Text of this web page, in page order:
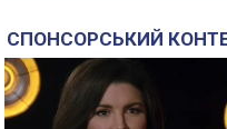
СПОНСОРСЬКИЙ